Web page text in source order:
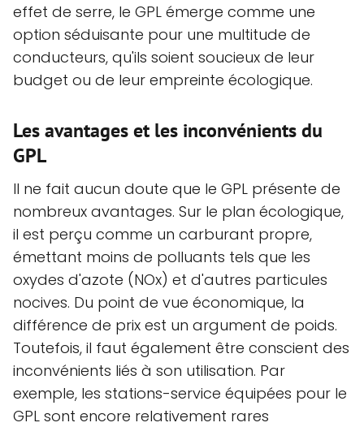
effet de serre, le GPL émerge comme une
option séduisante pour une multitude de
conducteurs, qu'ils soient soucieux de leur
budget ou de leur empreinte écologique.
Les avantages et les inconvénients du
GPL
Il ne fait aucun doute que le GPL présente de
nombreux avantages. Sur le plan écologique,
il est perçu comme un carburant propre,
émettant moins de polluants tels que les
oxydes d'azote (NOx) et d'autres particules
nocives. Du point de vue économique, la
différence de prix est un argument de poids.
Toutefois, il faut également être conscient des
inconvénients liés à son utilisation. Par
exemple, les stations-service équipées pour le
GPL sont encore relativement rares